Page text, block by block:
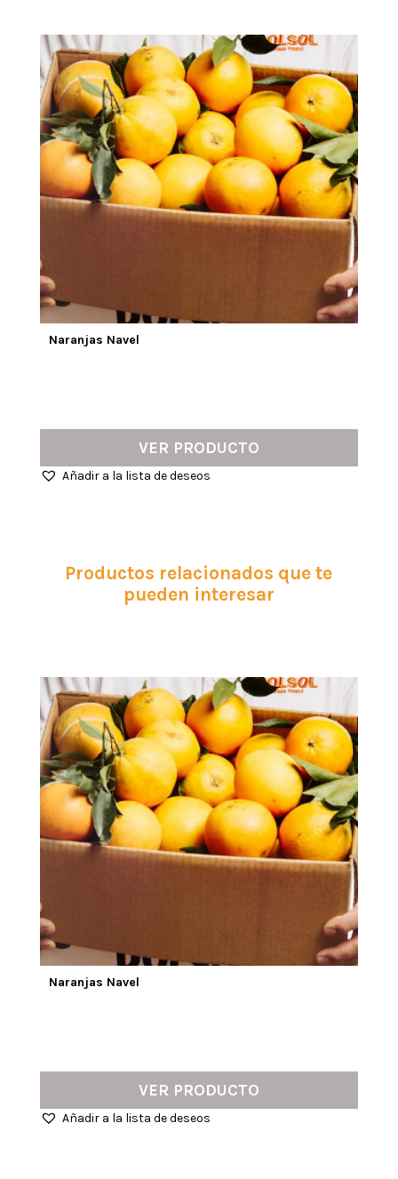
Naranjas Navel
VER PRODUCTO
Añadir a la lista de deseos
Productos relacionados que te
pueden interesar
Naranjas Navel
VER PRODUCTO
Añadir a la lista de deseos